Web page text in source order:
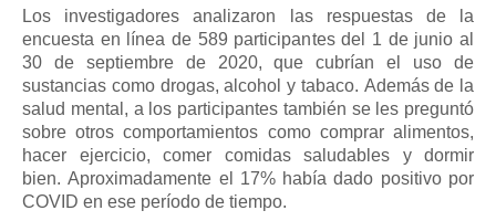
Los investigadores analizaron las respuestas de la
encuesta en línea de 589 participantes del 1 de junio al
30 de septiembre de 2020, que cubrían el uso de
sustancias como drogas, alcohol y tabaco. Además de la
salud mental, a los participantes también se les preguntó
sobre otros comportamientos como comprar alimentos,
hacer ejercicio, comer comidas saludables y dormir
bien.Aproximadamente el 17% había dado positivo por
COVID en ese período de tiempo.